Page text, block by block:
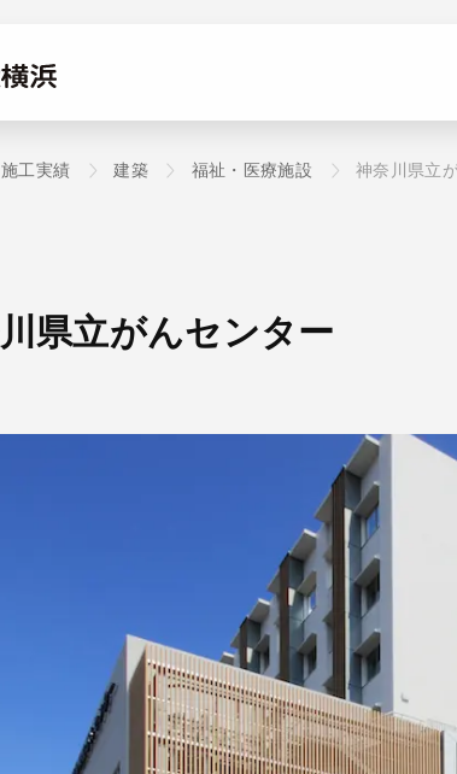
施工実績 建築 福祉・医療施設 神奈川県立
県立がんセンター